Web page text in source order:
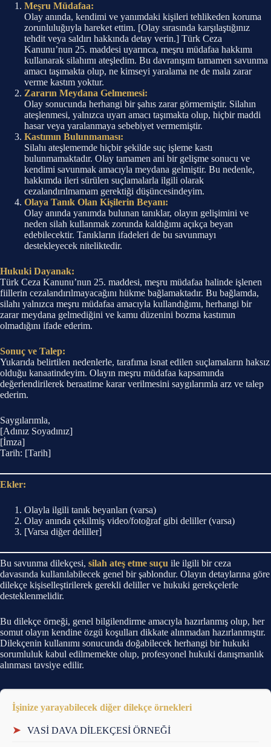
Meşru Müdafaa:
Olay anında, kendimi ve yanımdaki kişileri tehlikeden koruma
zorunluluğuyla hareket ettim. [Olay sırasında karşılaştığınız
tehdit veya saldırı hakkında detay verin.] Türk Ceza
Kanunu’nun 25. maddesi uyarınca, meşru müdafaa hakkımı
kullanarak silahımı ateşledim. Bu davranışım tamamen savunma
amacı taşımakta olup, ne kimseyi yaralama ne de mala zarar
verme kastım yoktur.
Zararın Meydana Gelmemesi:
Olay sonucunda herhangi bir şahıs zarar görmemiştir. Silahın
ateşlenmesi, yalnızca uyarı amacı taşımakta olup, hiçbir maddi
hasar veya yaralanmaya sebebiyet vermemiştir.
Kastımın Bulunmaması:
Silahı ateşlememde hiçbir şekilde suç işleme kastı
bulunmamaktadır. Olay tamamen ani bir gelişme sonucu ve
kendimi savunmak amacıyla meydana gelmiştir. Bu nedenle,
hakkımda ileri sürülen suçlamalarla ilgili olarak
cezalandırılmamam gerektiği düşüncesindeyim.
Olaya Tanık Olan Kişilerin Beyanı:
Olay anında yanımda bulunan tanıklar, olayın gelişimini ve
neden silah kullanmak zorunda kaldığımı açıkça beyan
edebilecektir. Tanıkların ifadeleri de bu savunmayı
destekleyecek niteliktedir.
Hukuki Dayanak:
Türk Ceza Kanunu’nun 25. maddesi, meşru müdafaa halinde işlenen
fiillerin cezalandırılmayacağını hükme bağlamaktadır. Bu bağlamda,
silahı yalnızca meşru müdafaa amacıyla kullandığımı, herhangi bir
zarar meydana gelmediğini ve kamu düzenini bozma kastımın
olmadığını ifade ederim.
Sonuç ve Talep:
Yukarıda belirtilen nedenlerle, tarafıma isnat edilen suçlamaların haksız
olduğu kanaatindeyim. Olayın meşru müdafaa kapsamında
değerlendirilerek beraatime karar verilmesini saygılarımla arz ve talep
ederim.
Saygılarımla,
[Adınız Soyadınız]
[İmza]
Tarih: [Tarih]
Ekler:
Olayla ilgili tanık beyanları (varsa)
Olay anında çekilmiş video/fotoğraf gibi deliller (varsa)
[Varsa diğer deliller]
Bu savunma dilekçesi, silah ateş etme suçu ile ilgili bir ceza
davasında kullanılabilecek genel bir şablondur. Olayın detaylarına göre
dilekçe kişiselleştirilerek gerekli deliller ve hukuki gerekçelerle
desteklenmelidir.
Bu dilekçe örneği, genel bilgilendirme amacıyla hazırlanmış olup, her
somut olayın kendine özgü koşulları dikkate alınmadan hazırlanmıştır.
Dilekçenin kullanımı sonucunda doğabilecek herhangi bir hukuki
sorumluluk kabul edilmemekte olup, profesyonel hukuki danışmanlık
alınması tavsiye edilir.
İşinize yarayabilecek diğer dilekçe örnekleri
➤ VASİ DAVA DİLEKÇESİ ÖRNEĞİ